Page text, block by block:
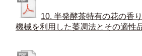
10. 半発酵茶特有の花の香
機械を利用した萎凋法とその適性